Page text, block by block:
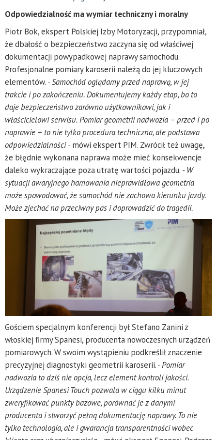
Odpowiedzialność ma wymiar techniczny i moralny
Piotr Bok, ekspert Polskiej Izby Motoryzacji, przypomniał,
że dbałość o bezpieczeństwo zaczyna się od właściwej
dokumentacji powypadkowej naprawy samochodu.
Profesjonalne pomiary karoserii należą do jej kluczowych
elementów. - Samochód oglądamy przed naprawą, w jej
trakcie i po zakończeniu. Dokumentujemy każdy etap, bo to
daje bezpieczeństwo zarówno użytkownikowi, jak i
właścicielowi serwisu. Pomiar geometrii nadwozia – przed i po
naprawie – to nie tylko procedura techniczna, ale podstawa
odpowiedzialności - mówi ekspert PIM. Zwrócił też uwagę,
że błędnie wykonana naprawa może mieć konsekwencje
daleko wykraczające poza utratę wartości pojazdu. - W
sytuacji awaryjnego hamowania nieprawidłowa geometria
może spowodować, że samochód nie zachowa kierunku jazdy.
Może zjechać na przeciwny pas i doprowadzić do tragedii.
Gościem specjalnym konferencji był Stefano Zanini z
włoskiej firmy Spanesi, producenta nowoczesnych urządzeń
pomiarowych. W swoim wystąpieniu podkreślił znaczenie
precyzyjnej diagnostyki geometrii karoserii. -Pomiar
nadwozia to dziś nie opcja, lecz element kontroli jakości.
Urządzenie Spanesi Touch pozwala w ciągu kilku minut
zweryfikować punkty bazowe, porównać je z danymi
producenta i stworzyć pełną dokumentację naprawy. To nie
tylko technologia, ale i gwarancja transparentności wobec